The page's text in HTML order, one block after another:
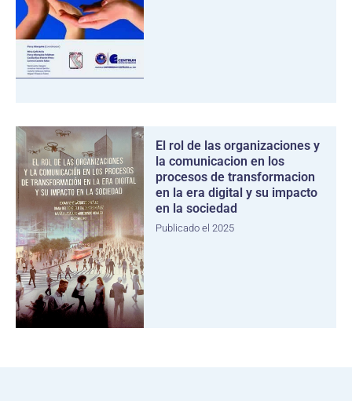
El rol de las organizaciones y
la comunicacion en los
procesos de transformacion
en la era digital y su impacto
en la sociedad
Publicado el 2025